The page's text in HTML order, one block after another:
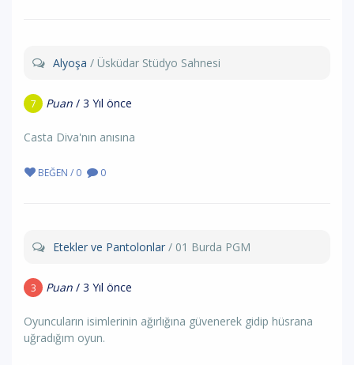
Alyoşa / Üsküdar Stüdyo Sahnesi
7 Puan / 3 Yıl önce
Casta Diva'nın anısına
BEĞEN / 0 0
Etekler ve Pantolonlar / 01 Burda PGM
3 Puan / 3 Yıl önce
Oyuncuların isimlerinin ağırlığına güvenerek gidip hüsrana
uğradığım oyun.